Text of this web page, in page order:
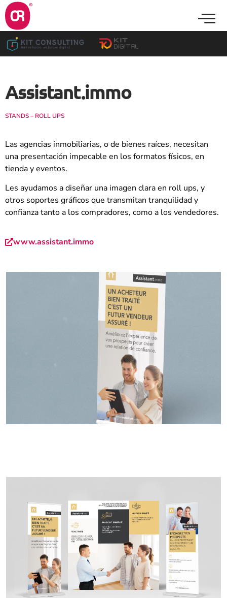
Assistant.immo
STANDS – ROLL UPS
Las agencias inmobiliarias, o de bienes raíces, necesitan
una presentación impecable en los formatos físicos, en
tienda y eventos.
Les ayudamos a diseñar una imagen clara en roll ups, y
otros soportes gráficos que transmitan tranquilidad y
confianza tanto a los compradores, como a los vendedores.
www.assistant.immo